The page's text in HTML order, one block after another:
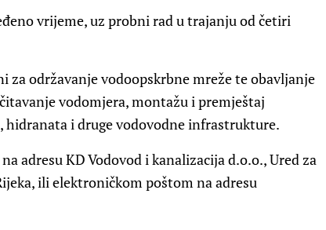
vrijeme, uz probni rad u trajanju od četiri
za održavanje vodoopskrbne mreže te obavljanje
vodomjera, montažu i premještaj
hidranata i druge vodovodne infrastrukture.
adresu KD Vodovod i kanalizacija d.o.o., Ured za
ili elektroničkom poštom na adresu